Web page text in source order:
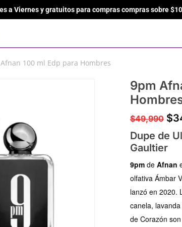
a Viernes y gratuitos para compras compras sobre
100 ml Edp para Hombres
9pm
$49,990 El
$
Dupe de
Gaultier
9pm de Afnan
olfativa Ámbar
lanzó en 2020.
canela,
de Corazón